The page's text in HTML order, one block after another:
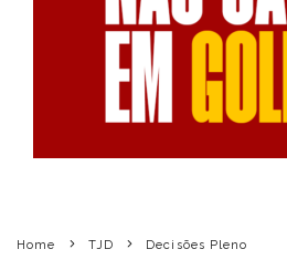
Home TJD Decisões Pleno